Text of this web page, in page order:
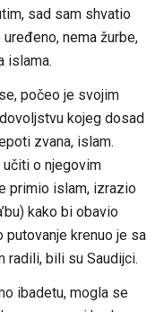
sad sam shvatio
nema žurbe,
islama.
počeo je svojim
kojeg dosad
zvana, islam.
o njegovim
primio islam, izrazio
kako bi obavio
putovanje krenuo je sa
radili, bili su Saudijci.
ibadetu, mogla se